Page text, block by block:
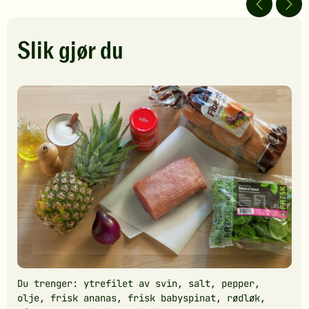
første
til
vurdere
oppskriften.
gi
din
vurdering.
5
gi
din
Slik gjør du
Du trenger: ytrefilet av svin, salt, pepper,
olje, frisk ananas, frisk babyspinat, rødløk,